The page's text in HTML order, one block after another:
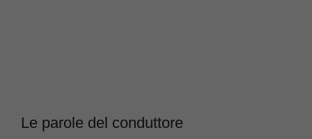
Le parole del conduttore